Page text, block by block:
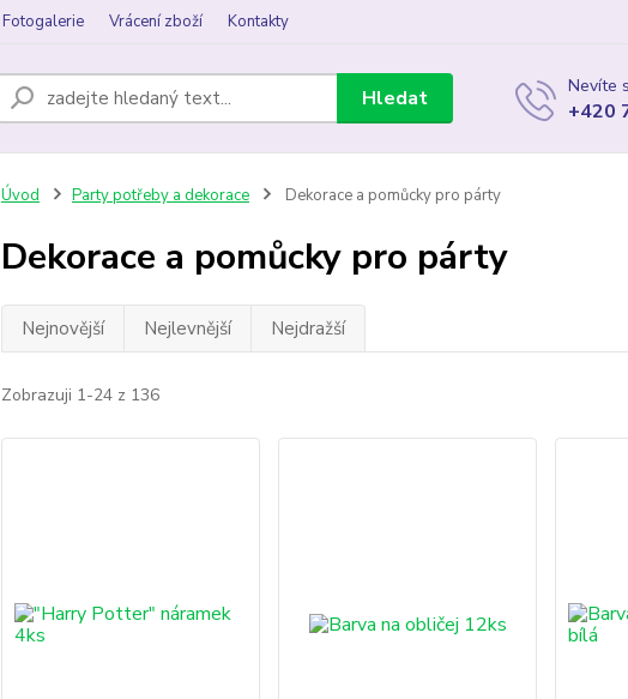
Fotogalerie Vrácení zboží Kontakty
Hledat Nevíte
+420
Úvod Party potřeby a dekorace Dekorace a pomůcky pro párty
Dekorace a pomůcky pro párty
Nejnovější Nejlevnější Nejdražší
Zobrazuji 1-24 z 136